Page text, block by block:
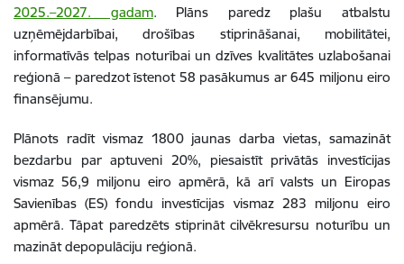
2025.–2027. gadam. Plāns paredz plašu atbalstu
uzņēmējdarbībai, drošības stiprināšanai, mobilitātei,
informatīvās telpas noturībai un dzīves kvalitātes uzlabošanai
reģionā – paredzot īstenot 58 pasākumus ar 645 miljonu eiro
finansējumu.
Plānots radīt vismaz 1800 jaunas darba vietas, samazināt
bezdarbu par aptuveni 20%, piesaistīt privātās investīcijas
vismaz 56,9 miljonu eiro apmērā, kā arī valsts un Eiropas
Savienības (ES) fondu investīcijas vismaz 283 miljonu eiro
apmērā. Tāpat paredzēts stiprināt cilvēkresursu noturību un
mazināt depopulāciju reģionā.